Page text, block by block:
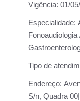
Vigência: 01/
Especialidade:
Tipo de
Endereço:
S/n, Quadra